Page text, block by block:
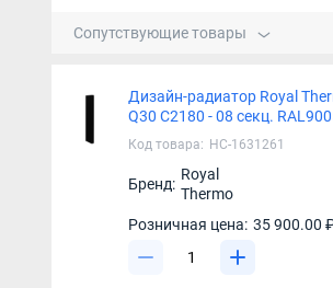
Сопутствующие товары
Дизайн-радиатор Royal
Q30 C2180 - 08 секц.
Код товара: НС-1631261
Бренд:
Royal
Thermo
Розничная цена: 35 900.00